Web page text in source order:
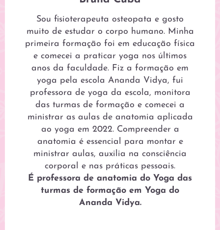
Sou fisioterapeuta osteopata e gosto
muito de estudar o corpo humano. Minha
primeira formação foi em educação física
e comecei a praticar yoga nos últimos
anos da faculdade. Fiz a formação em
yoga pela escola Ananda Vidya, fui
professora de yoga da escola, monitora
das turmas de formação e comecei a
ministrar as aulas de anatomia aplicada
ao yoga em 2022. Compreender a
anatomia é essencial para montar e
ministrar aulas, auxilia na consciência
corporal e nas práticas pessoais.
É professora de anatomia do Yoga das
turmas de formação em Yoga do
Ananda Vidya.